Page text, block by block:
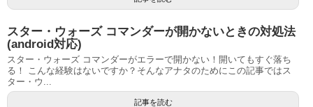
スター・ウォーズ コマンダーが開かないときの対処法
(android対応)
スター・ウォーズ コマンダーがエラーで開かない！開いてもすぐ落ち
る！ こんな経験はないですか？そんなアナタのためにこの記事ではス
ター・ウ...
記事を読む